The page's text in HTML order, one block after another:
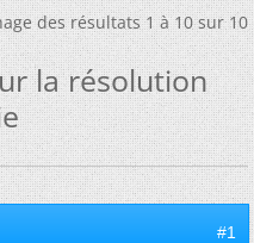
des résultats 1 à 10 sur 10
la résolution
#1